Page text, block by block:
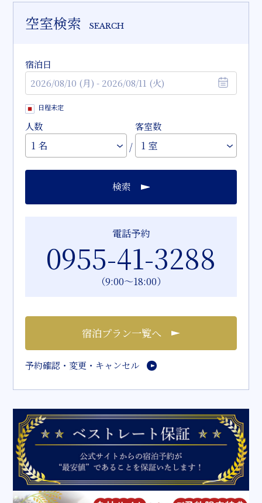
空室検索 SEARCH
宿泊日
日程未定
人数
/
客室数
検索
電話予約
0955-41-3288
（9:00～18:00）
宿泊プラン一覧へ
予約確認・変更・キャンセル